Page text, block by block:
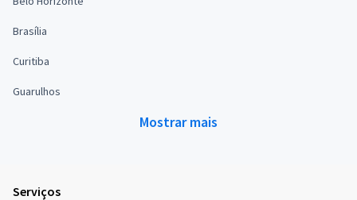
Brasília
Curitiba
Guarulhos
Mostrar mais
Serviços